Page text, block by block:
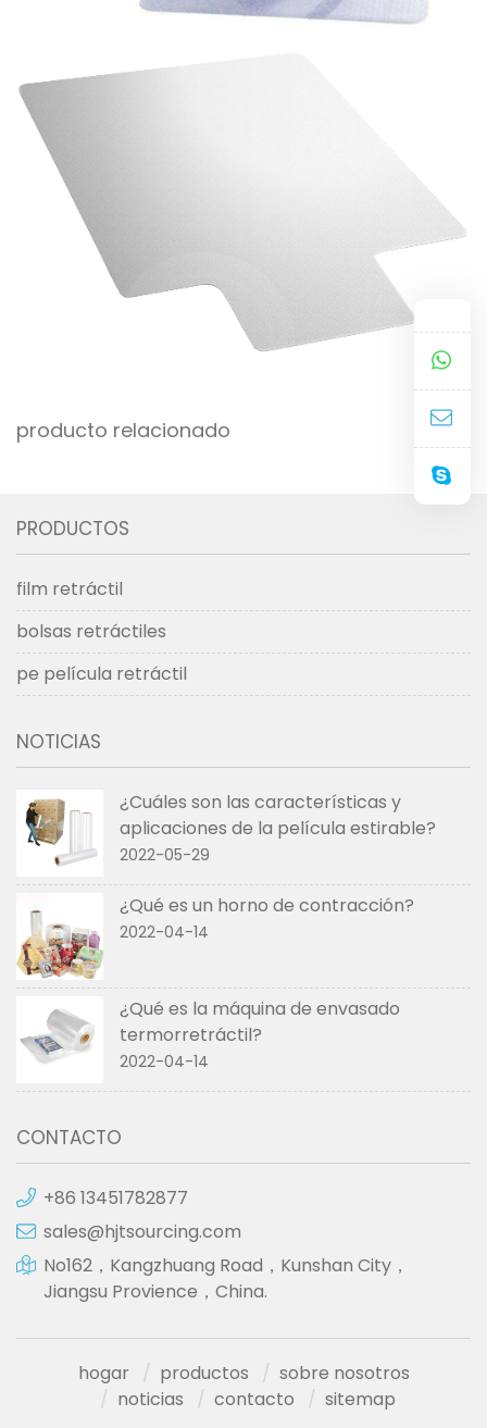
producto relacionado
PRODUCTOS
film retráctil
bolsas retráctiles
pe película retráctil
NOTICIAS
¿Cuáles son las características y
aplicaciones de la película estirable?
2022-05-29
¿Qué es un horno de contracción?
2022-04-14
¿Qué es la máquina de envasado
termorretráctil?
2022-04-14
CONTACTO
+86 13451782877
sales@hjtsourcing.com
No162，Kangzhuang Road，Kunshan City，
Jiangsu Provience，China.
hogar productos
sobre nosotros
noticias
contacto sitemap